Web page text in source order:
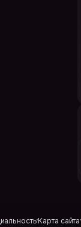
Карта сайта